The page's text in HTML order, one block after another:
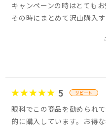
キャンペーンの時はとてもお
その時にまとめて沢山購入
5
眼科でこの商品を勧められ
的に購入しています。お得